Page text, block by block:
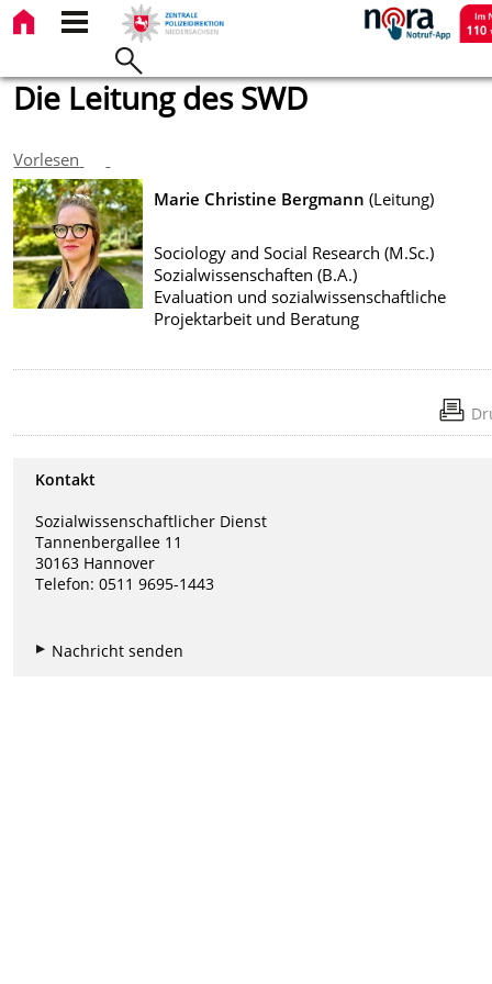
Die Leitung des SWD
Vorlesen
Marie Christine Bergmann (Leitung)
Sociology and Social Research (M.Sc.)
Sozialwissenschaften (B.A.)
Evaluation und sozialwissenschaftliche
Projektarbeit und Beratung
Kontakt
Sozialwissenschaftlicher Dienst
Tannenbergallee 11
30163 Hannover
Telefon: 0511 9695-1443
Nachricht senden